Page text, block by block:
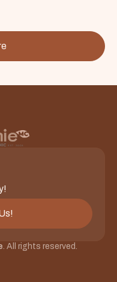
. All rights reserved.